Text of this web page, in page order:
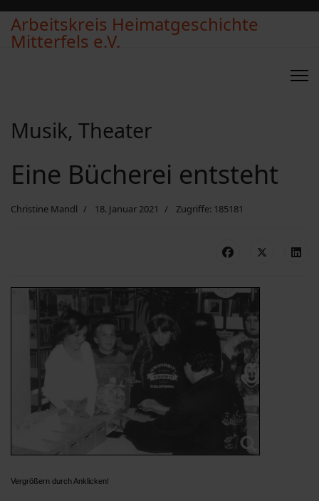
Arbeitskreis Heimatgeschichte
Mitterfels e.V.
Musik, Theater
Eine Bücherei entsteht
Christine Mandl 18. Januar 2021 Zugriffe: 185181
Vergrößern durch Anklicken!